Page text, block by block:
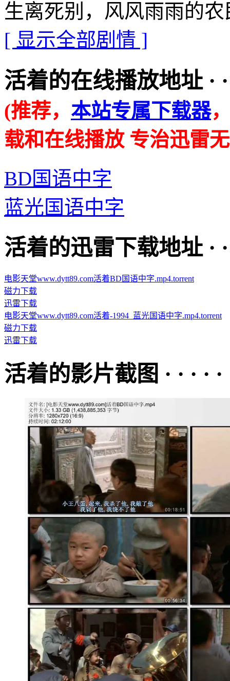
生离死别，风风雨雨的
[ 显示全部剧情 ]
活着的在线播放地址 · ·
(推荐， 本站专属下载器
载和在线播放 专治迅雷
BD国语中字
蓝光国语中字
活着的迅雷下载地址 · ·
电影天堂www.dytt89.com活着BD国语中字.mp4.torrent
磁力下载
迅雷下载
电影天堂www.dytt89.com活着-1994_蓝光国语中字.mp4.torrent
磁力下载
迅雷下载
活着的影片截图 · · · · ·